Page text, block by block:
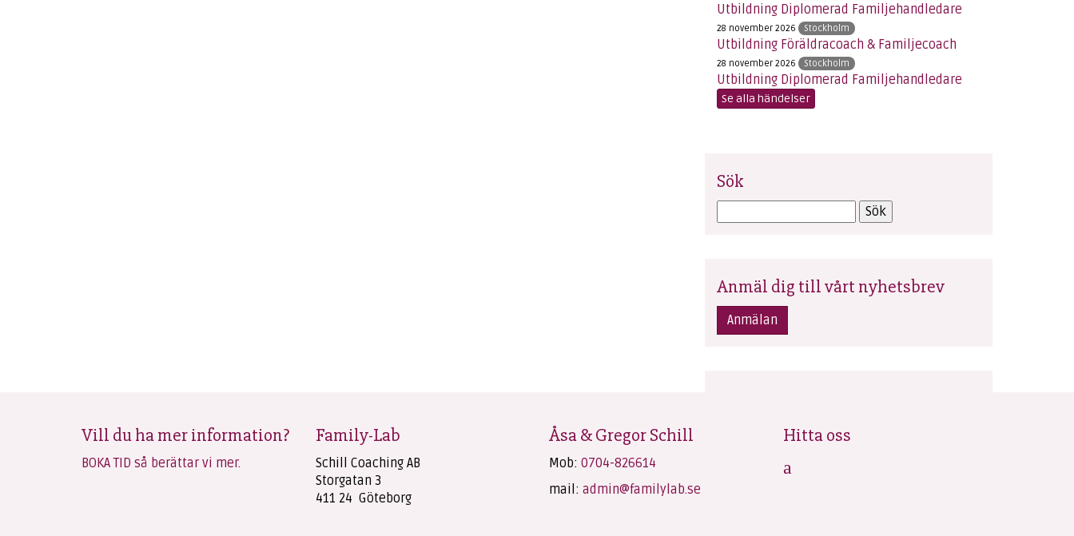
Utbildning Diplomerad Familjehandledare
28 november 2026 Stockholm
Utbildning Föräldracoach & Familjecoach
28 november 2026 Stockholm
Utbildning Diplomerad Familjehandledare
Se alla händelser
Sök
Anmäl dig till vårt nyhetsbrev
Anmälan
Vill du ha mer information?
BOKA TID så berättar vi mer.
Family-Lab
Schill Coaching AB
Storgatan 3
411 24 Göteborg
Åsa & Gregor Schill
Mob: 0704-826614
mail: admin@familylab.se
Hitta oss